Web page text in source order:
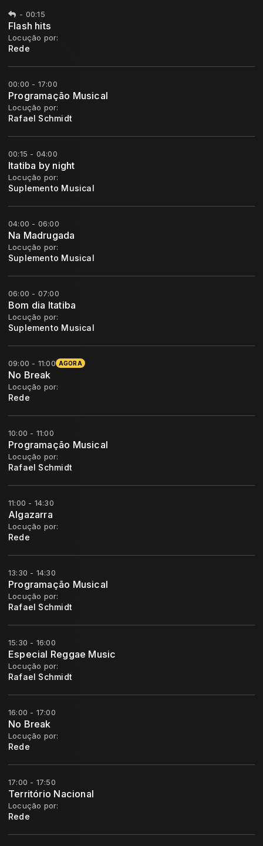
- 00:15
Flash hits
Locução por:
Rede
00:00 - 17:00
Programação Musical
Locução por:
Rafael Schmidt
00:15 - 04:00
Itatiba by night
Locução por:
Suplemento Musical
04:00 - 06:00
Na Madrugada
Locução por:
Suplemento Musical
06:00 - 07:00
Bom dia Itatiba
Locução por:
Suplemento Musical
09:00 - 11:00 AGORA
No Break
Locução por:
Rede
10:00 - 11:00
Programação Musical
Locução por:
Rafael Schmidt
11:00 - 14:30
Algazarra
Locução por:
Rede
13:30 - 14:30
Programação Musical
Locução por:
Rafael Schmidt
15:30 - 16:00
Especial Reggae Music
Locução por:
Rafael Schmidt
16:00 - 17:00
No Break
Locução por:
Rede
17:00 - 17:50
Território Nacional
Locução por:
Rede